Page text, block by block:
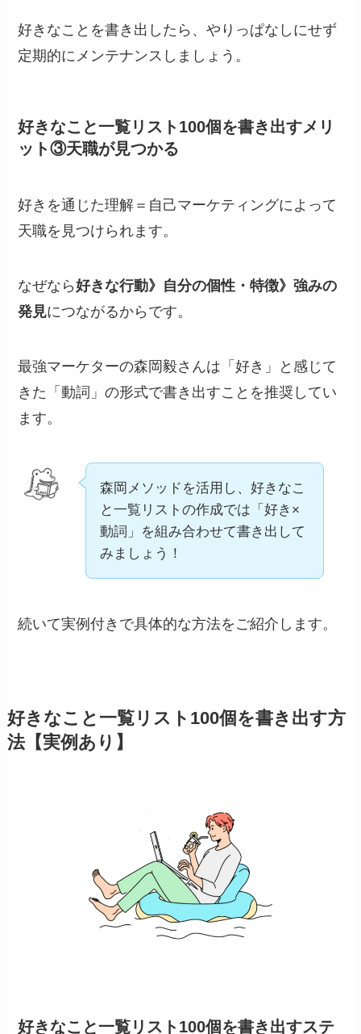
好きなことを書き出したら、やりっぱなしにせず
定期的にメンテナンスしましょう。
好きなこと一覧リスト100個を書き出すメリ
ット③天職が見つかる
好きを通じた理解＝自己マーケティングによって
天職を見つけられます。
なぜなら好きな行動》自分の個性・特徴》強みの
発見につながるからです。
最強マーケターの森岡毅さんは「好き」と感じて
きた「動詞」の形式で書き出すことを推奨してい
ます。
森岡メソッドを活用し、好きなこ
と一覧リストの作成では「好き×
動詞」を組み合わせて書き出して
みましょう！
続いて実例付きで具体的な方法をご紹介します。
好きなこと一覧リスト100個を書き出す方
法【実例あり】
好きなこと一覧リスト100個を書き出すステ